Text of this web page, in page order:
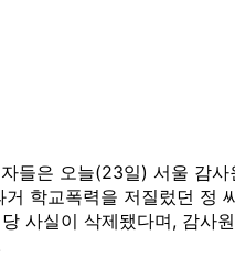
들은 오늘(23일) 서울 감사
거 학교폭력을 저질렀던 정
사실이 삭제됐다며, 감사